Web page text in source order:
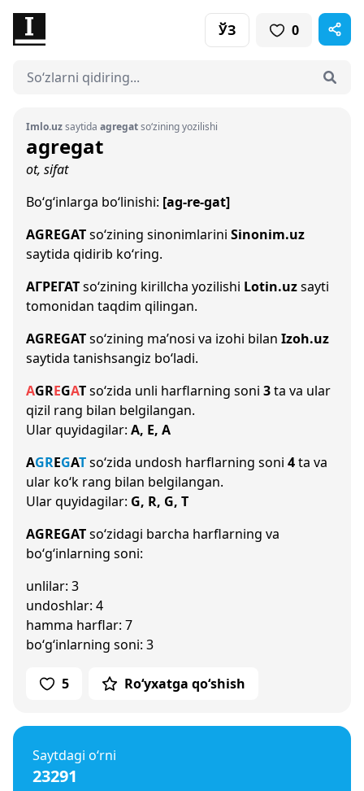
ЎЗ 0
Imlo.uzsaytida agregatso‘zining yozilishi
agregat
ot, sifat
Bo‘g‘inlarga bo‘linishi: [ag-re-gat]
AGREGATso‘zining sinonimlarini Sinonim.uz
saytida qidirib ko‘ring.
АГРЕГАТso‘zining kirillcha yozilishi Lotin.uzsayti
tomonidan taqdim qilingan.
AGREGATso‘zining ma’nosi va izohi bilan Izoh.uz
saytida tanishsangiz bo‘ladi.
AGREGATso‘zida unli harflarning soni 3ta va ular
qizil rang bilan belgilangan.
Ular quyidagilar: A, E, A
AGREGATso‘zida undosh harflarning soni 4ta va
ular ko‘k rang bilan belgilangan.
Ular quyidagilar: G, R, G, T
AGREGATso‘zidagi barcha harflarning va
bo‘g‘inlarning soni:
unlilar: 3
undoshlar: 4
hamma harflar: 7
bo‘g‘inlarning soni: 3
5 Ro‘yxatga qo‘shish
Saytdagi o‘rni
23291